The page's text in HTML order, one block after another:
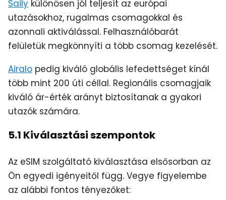
Saily különösen jól teljesít az európai
utazásokhoz, rugalmas csomagokkal és
azonnali aktiválással. Felhasználóbarát
felületük megkönnyíti a több csomag kezelését.
Airalo pedig kiváló globális lefedettséget kínál
több mint 200 úti céllal. Regionális csomagjaik
kiváló ár-érték arányt biztosítanak a gyakori
utazók számára.
5.1 Kiválasztási szempontok
Az eSIM szolgáltató kiválasztása elsősorban az
Ön egyedi igényeitől függ. Vegye figyelembe
az alábbi fontos tényezőket: